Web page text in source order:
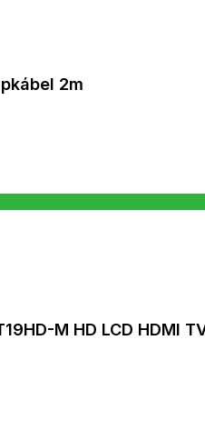
2m
M HD LCD HDMI